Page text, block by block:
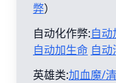
弊）
自动化作弊:自
自动加生命 自动
英雄类:加血魔/